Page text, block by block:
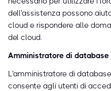
dell'assistenza possono
cloud e rispondere alle
del cloud.
Amministratore di database
L'amministratore di
consente agli utenti di